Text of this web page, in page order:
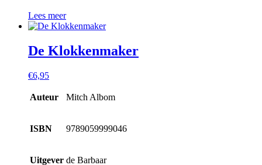
Lees meer
De Klokkenmaker
€6,95
Auteur Mitch Albom
ISBN 9789059999046
Uitgever de Barbaar